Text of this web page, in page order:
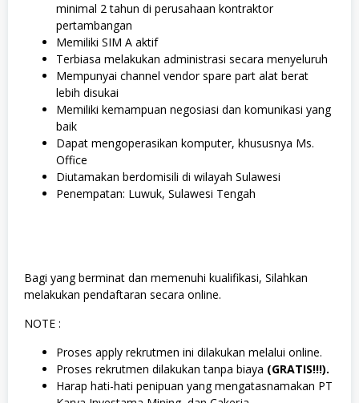
minimal 2 tahun di perusahaan kontraktor
pertambangan
Memiliki SIM A aktif
Terbiasa melakukan administrasi secara menyeluruh
Mempunyai channel vendor spare part alat berat
lebih disukai
Memiliki kemampuan negosiasi dan komunikasi yang
baik
Dapat mengoperasikan komputer, khususnya Ms.
Office
Diutamakan berdomisili di wilayah Sulawesi
Penempatan: Luwuk, Sulawesi Tengah
Bagi yang berminat dan memenuhi kualifikasi, Silahkan
melakukan pendaftaran secara online.
NOTE :
Proses apply rekrutmen ini dilakukan melalui online.
Proses rekrutmen dilakukan tanpa biaya (GRATIS!!!).
Harap hati-hati penipuan yang mengatasnamakan PT